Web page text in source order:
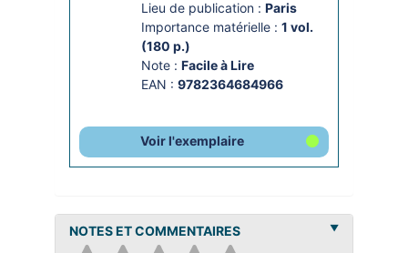
Lieu de publication : Paris
Importance matérielle : 1 vol.
(180 p.)
Note : Facile à Lire
EAN : 9782364684966
Voir l'exemplaire
NOTES ET COMMENTAIRES